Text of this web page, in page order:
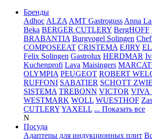
Бренды
Adhoc ALZA AMT Gastroguss Anna
Beka BERGER CUTLERY BergHOFF
BRABANTIA Burgvogel Solingen
COMPOSEEAT CRISTEMA EJIRY
Felix Solingen Gastrolux HERDMAR
Kuchenprofi Lava Maisingers
OLYMPIA PEUGEOT ROBERT
RUFFONI SABATIER SCHOTT
SISTEMA TREBONN VICTOR VIVA
WESTMARK WOLL WUESTHOF
CUTLERYYAXELL ... Показать все
N
Посуда
Адаптеры для индукционных плит